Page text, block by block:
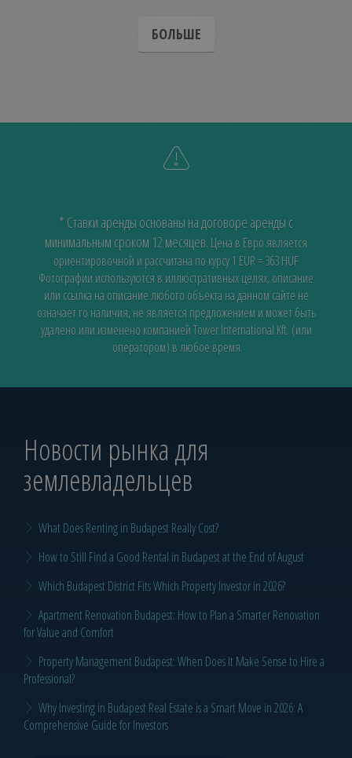
БОЛЬШЕ
* Ставки аренды основаны на договоре аренды с
минимальным сроком 12 месяцев. Цена в Евро является
ориентировочной и рассчитана по курсу 1 EUR = 363 HUF
Фотографии используются в иллюстративных целях, описание
или ссылка на описание любого объекта на данном сайте не
означает го наличия, не является предложением и может быть
удалено или изменено компанией Tower International Kft. (или
оператором) в любое время
Новости рынка для
землевладельцев
What Does Renting in Budapest Really Cost?
How to Still Find a Good Rental in Budapest at the End of August
Which Budapest District Fits Which Property Investor in 2026?
Apartment Renovation Budapest: How to Plan a Smarter Renovation
for Value and Comfort
Property Management Budapest: When Does It Make Sense to Hire a
Professional?
Why Investing in Budapest Real Estate is a Smart Move in 2026: A
Comprehensive Guide for Investors